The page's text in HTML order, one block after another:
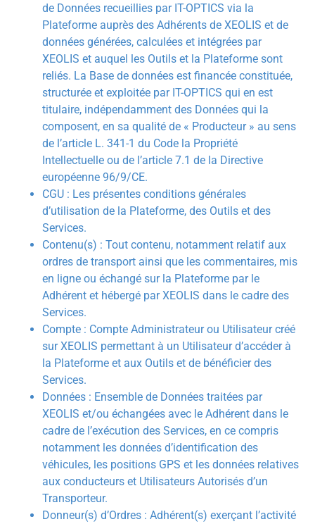
de Données recueillies par IT-OPTICS via la
Plateforme auprès des Adhérents de XEOLIS et de
données générées, calculées et intégrées par
XEOLIS et auquel les Outils et la Plateforme sont
reliés. La Base de données est financée constituée,
structurée et exploitée par IT-OPTICS qui en est
titulaire, indépendamment des Données qui la
composent, en sa qualité de « Producteur » au sens
de l’article L. 341-1 du Code la Propriété
Intellectuelle ou de l’article 7.1 de la Directive
européenne 96/9/CE.
CGU : Les présentes conditions générales
d’utilisation de la Plateforme, des Outils et des
Services.
Contenu(s) : Tout contenu, notamment relatif aux
ordres de transport ainsi que les commentaires, mis
en ligne ou échangé sur la Plateforme par le
Adhérent et hébergé par XEOLIS dans le cadre des
Services.
Compte : Compte Administrateur ou Utilisateur créé
sur XEOLIS permettant à un Utilisateur d’accéder à
la Plateforme et aux Outils et de bénéficier des
Services.
Données : Ensemble de Données traitées par
XEOLIS et/ou échangées avec le Adhérent dans le
cadre de l’exécution des Services, en ce compris
notamment les données d’identification des
véhicules, les positions GPS et les données relatives
aux conducteurs et Utilisateurs Autorisés d’un
Transporteur.
Donneur(s) d’Ordres : Adhérent(s) exerçant l’activité